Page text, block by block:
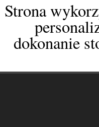
Strona
dokonanie